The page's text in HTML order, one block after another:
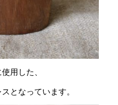
用した、
となっています。